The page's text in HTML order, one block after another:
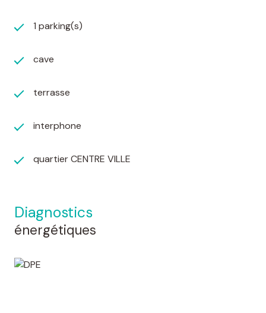
1 parking(s)
cave
terrasse
interphone
quartier CENTRE VILLE
diagnostics
énergétiques